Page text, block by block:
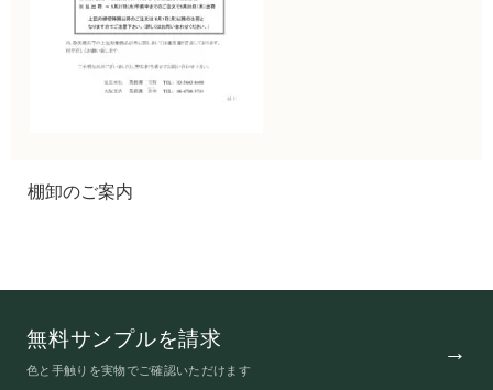
棚卸のご案内
無料サンプルを請求
色と手触りを実物でご確認いただけます